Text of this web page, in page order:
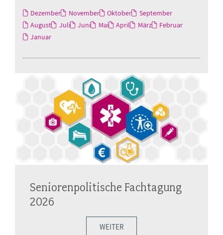
Dezember November Oktober
September
August
Juli Juni Mai April März
Februar
Januar
Seniorenpolitische Fachtagung
2026
WEITER